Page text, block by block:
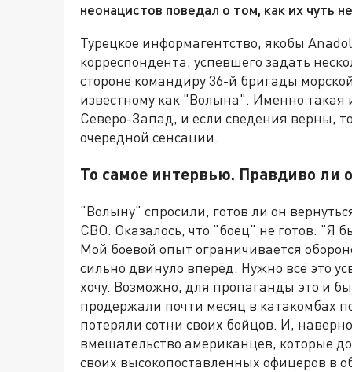
неонацистов поведал о том, как их чуть
Турецкое информагентство, якобы
корреспондента, успевшего задать
стороне командиру 36-й бригады
известному как "Волына". Именно
Северо-Запад, и если сведения верны,
очередной сенсации.
То самое интервью. Правдиво ли
"Волыну" спросили, готов ли он
СВО. Оказалось, что "боец" не готов: "Я
Мой боевой опыт ограничивается
сильно двинуло вперёд. Нужно всё это
хочу. Возможно, для пропаганды это и
продержали почти месяц в катакомбах
потеряли сотни своих бойцов. И,
вмешательство американцев, которые
своих высокопоставленных офицеров в